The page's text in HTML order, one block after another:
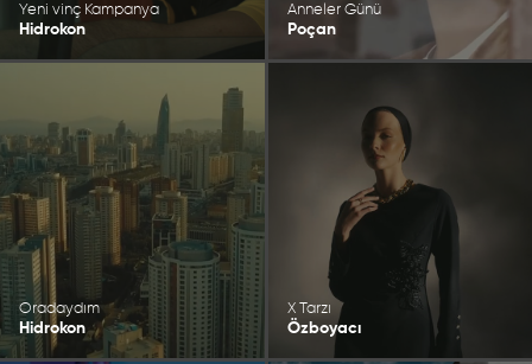
Yeni vinç Kampanya
Hidrokon
Anneler Günü
Poçan
Oradaydım
Hidrokon
X Tarzı
Özboyacı